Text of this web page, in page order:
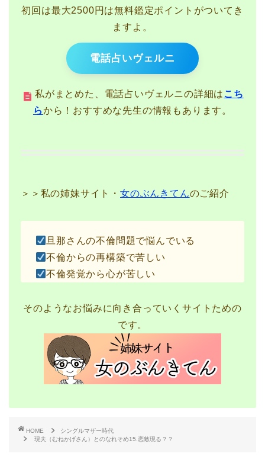
初回は最大2500円は無料鑑定ポイントがついてき
ますよ。
電話占いヴェルニ
私がまとめた、電話占いヴェルニの詳細は こち
らから！おすすめな先生の情報もあります。
＞＞私の姉妹サイト・ 女のぶんきてんのご紹介
旦那さんの不倫問題で悩んでいる
不倫からの再構築で苦しい
不倫発覚から心が苦しい
そのようなお悩みに向き合っていくサイトための
です。
HOME
シングルマザー時代
現夫（むねかげさん）とのなれそめ15.恋敵現る？？